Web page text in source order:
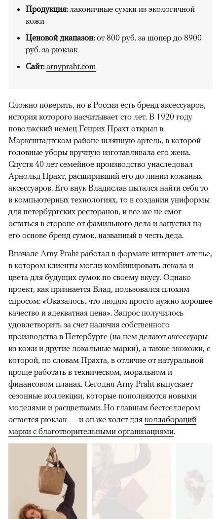
Продукция:лаконичные сумки из экологичной
кожи
Ценовой диапазон:от 800 руб. за шопер до 8900
руб. за рюкзак
Сайт:arnypraht.com
Сложно поверить, но в России есть бренд аксессуаров,
история которого насчитывает сто лет. В 1920 году
поволжский немец Генрих Прахт открыл в
Марксштадтском районе шляпную артель, в которой
головные уборы вручную изготавливала его жена.
Спустя 40 лет семейное производство унаследовал
Арнольд Прахт, расширивший его до линии кожаных
аксессуаров. Его внук Владислав пытался найти себя то
в компьютерных технологиях, то в создании униформы
для петербургских ресторанов, и все же не смог
остаться в стороне от фамильного дела и запустил на
его основе бренд сумок, названный в честь деда.
Вначале Arny Praht работал в формате интернет-ателье,
в котором клиенты могли комбинировать лекала и
цвета для будущих сумок по своему вкусу. Однако
проект, как признается Влад, пользовался плохим
спросом: «Оказалось, что людям просто нужно хорошее
качество и адекватная цена». Запрос получилось
удовлетворить за счет наличия собственного
производства в Петербурге (на нем делают аксессуары
из кожи и другие локальные марки), а также экокожи, с
которой, по словам Прахта, в отличие от натуральной
проще работать в техническом, моральном и
финансовом планах. Сегодня Arny Praht выпускает
сезонные коллекции, которые пополняются новыми
моделями и расцветками. Но главным бестселлером
остается рюкзак — и он же холст для коллабораций
марки с благотворительными организациями.